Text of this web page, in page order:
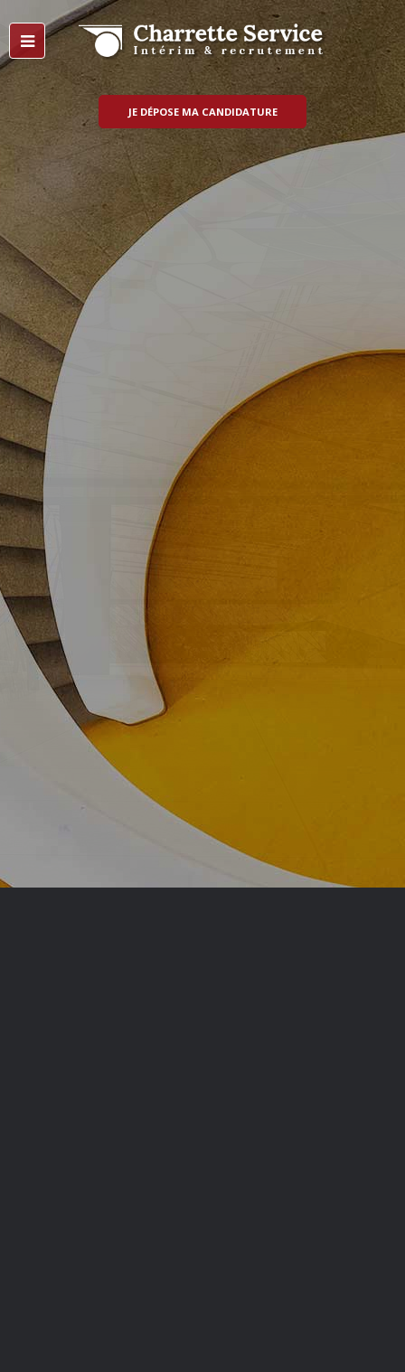
JE DÉPOSE MA CANDIDATURE